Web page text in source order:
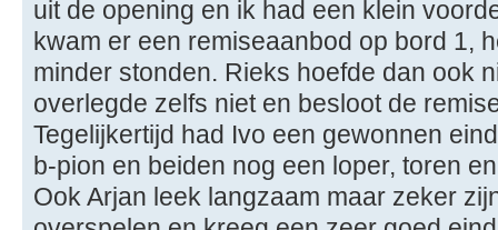
uit de opening en ik had een klein
kwam er een remiseaanbod op bord 1,
minder stonden. Rieks hoefde dan ook
overlegde zelfs niet en besloot de
Tegelijkertijd had Ivo een gewonnen
b-pion en beiden nog een loper, toren
Ook Arjan leek langzaam maar zeker